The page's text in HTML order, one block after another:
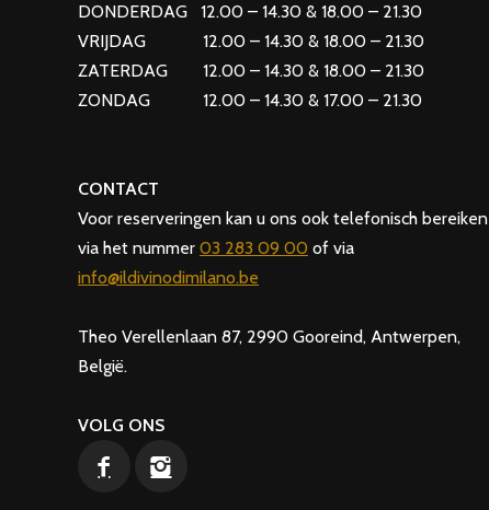
DONDERDAG 12.00 – 14.30 & 18.00 – 21.30
VRIJDAG 12.00 – 14.30 & 18.00 – 21.30
ZATERDAG 12.00 – 14.30 & 18.00 – 21.30
ZONDAG 12.00 – 14.30 & 17.00 – 21.30
CONTACT
Voor reserveringen kan u ons ook telefonisch bereiken
via het nummer 03 283 09 00 of via
info@ildivinodimilano.be
Theo Verellenlaan 87, 2990 Gooreind, Antwerpen,
België.
VOLG ONS